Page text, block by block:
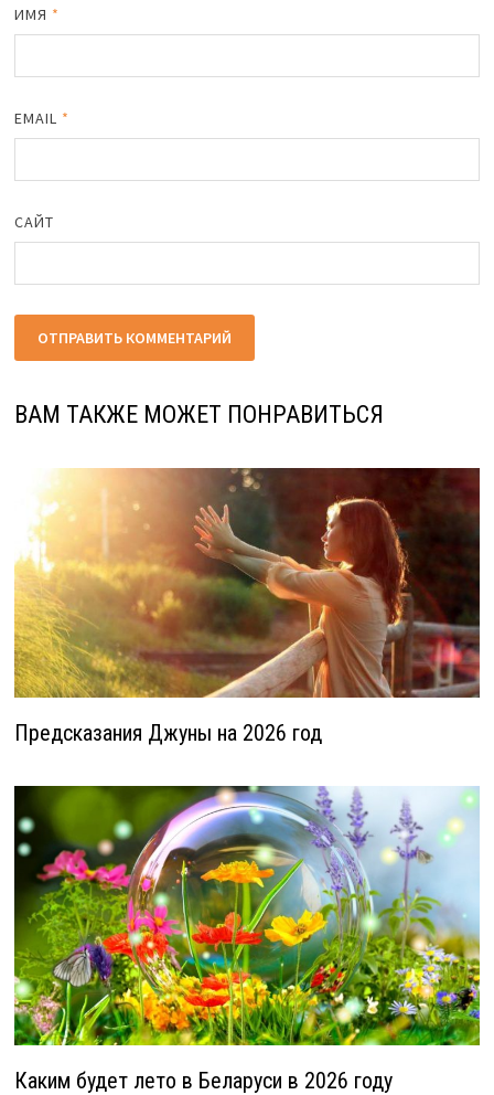
ИМЯ *
EMAIL *
САЙТ
ВАМ ТАКЖЕ МОЖЕТ ПОНРАВИТЬСЯ
Предсказания Джуны на 2026 год
Каким будет лето в Беларуси в 2026 году